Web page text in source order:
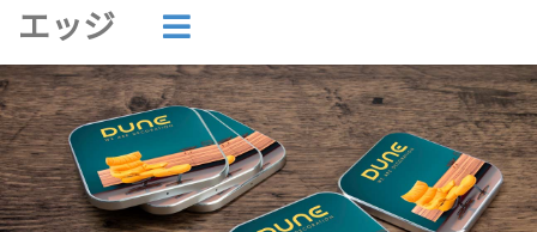
エッジ